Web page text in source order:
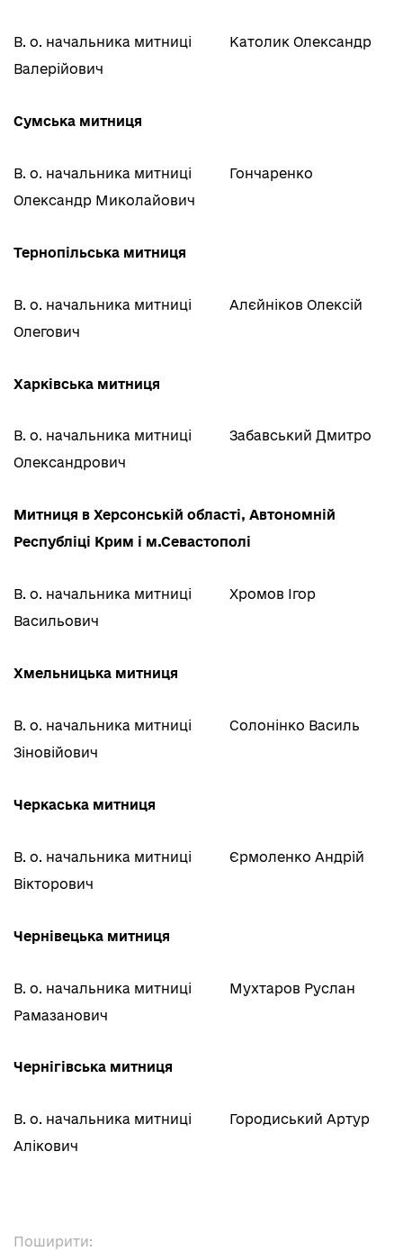
Поширити:
В. о. начальника митниці
Католик Олександр
Валерійович
Сумська митниця
В. о. начальника митниці
Гончаренко
Олександр Миколайович
Тернопільська митниця
В. о. начальника митниці
Алєйніков Олексій
Олегович
Харківська митниця
В. о. начальника митниці
Забавський Дмитро
Олександрович
Митниця в Херсонській області, Автономній
Республіці Крим і м.Севастополі
В. о. начальника митниці
Хромов Ігор
Васильович
Хмельницька митниця
В. о. начальника митниці
Солонінко Василь
Зіновійович
Черкаська митниця
В. о. начальника митниці
Єрмоленко Андрій
Вікторович
Чернівецька митниця
В. о. начальника митниці
Мухтаров Руслан
Рамазанович
Чернігівська митниця
В. о. начальника митниці
Городиський Артур
Алікович